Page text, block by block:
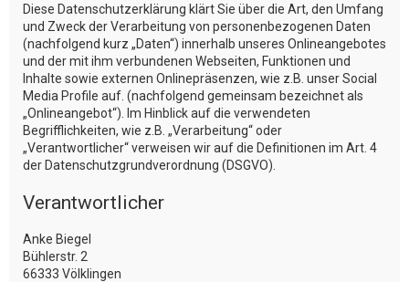
Diese Datenschutzerklärung klärt Sie über die Art, den Umfang
und Zweck der Verarbeitung von personenbezogenen Daten
(nachfolgend kurz „Daten“) innerhalb unseres Onlineangebotes
und der mit ihm verbundenen Webseiten, Funktionen und
Inhalte sowie externen Onlinepräsenzen, wie z.B. unser Social
Media Profile auf. (nachfolgend gemeinsam bezeichnet als
„Onlineangebot“). Im Hinblick auf die verwendeten
Begrifflichkeiten, wie z.B. „Verarbeitung“ oder
„Verantwortlicher“ verweisen wir auf die Definitionen im Art. 4
der Datenschutzgrundverordnung (DSGVO).
Verantwortlicher
Anke Biegel
Bühlerstr. 2
66333 Völklingen